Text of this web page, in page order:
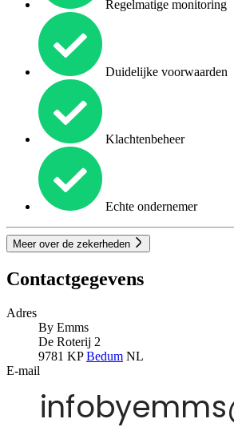
Regelmatige monitoring
Duidelijke voorwaarden
Klachtenbeheer
Echte ondernemer
Meer over de zekerheden
Contactgegevens
Adres
By Emms
De Roterij 2
9781 KPBedum NL
E-mail